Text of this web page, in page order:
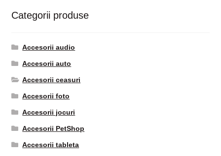
Categorii produse
Accesorii audio
Accesorii auto
Accesorii ceasuri
Accesorii foto
Accesorii jocuri
Accesorii PetShop
Accesorii tableta